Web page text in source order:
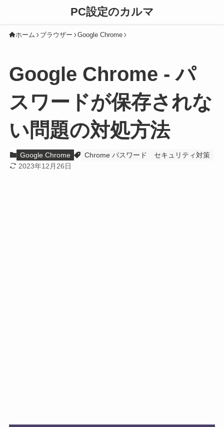
PC設定のカルマ
ホーム ブラウザー Google Chrome
Google Chrome - パ
スワードが保存されな
い問題の対処方法
Google Chrome Chrome パスワード
セキュリティ対策
2023年12月26日